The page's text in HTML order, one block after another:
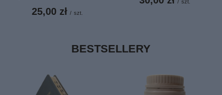
25,00 zł / szt.
/ szt.
BESTSELLERY